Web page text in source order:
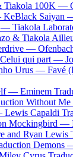
Tiakola 100K —
KeBlack Saiyan
— Tiakola
& Tiakola
—
Celui qui part —
Urus — Favé
— Eminem
Without
Lewis Capaldi
Mockingbird —
and Ryan Lewis
Demons